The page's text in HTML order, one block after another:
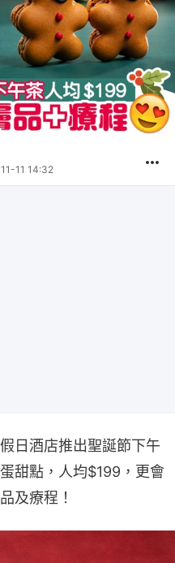
11 14:32
日酒店推出聖誕節下午
甜點，人均$199，更會
及療程！